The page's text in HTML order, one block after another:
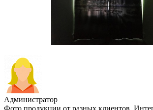
Администратор
Фото продукции от разных клиентов.